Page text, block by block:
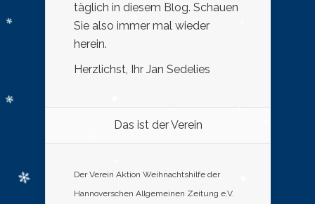
täglich in diesem Blog. Schauen
Sie also immer mal wieder
herein.
Herzlichst, Ihr Jan Sedelies
Das ist der Verein
Der Verein Aktion Weihnachtshilfe der
Hannoverschen Allgemeinen Zeitung e.V.